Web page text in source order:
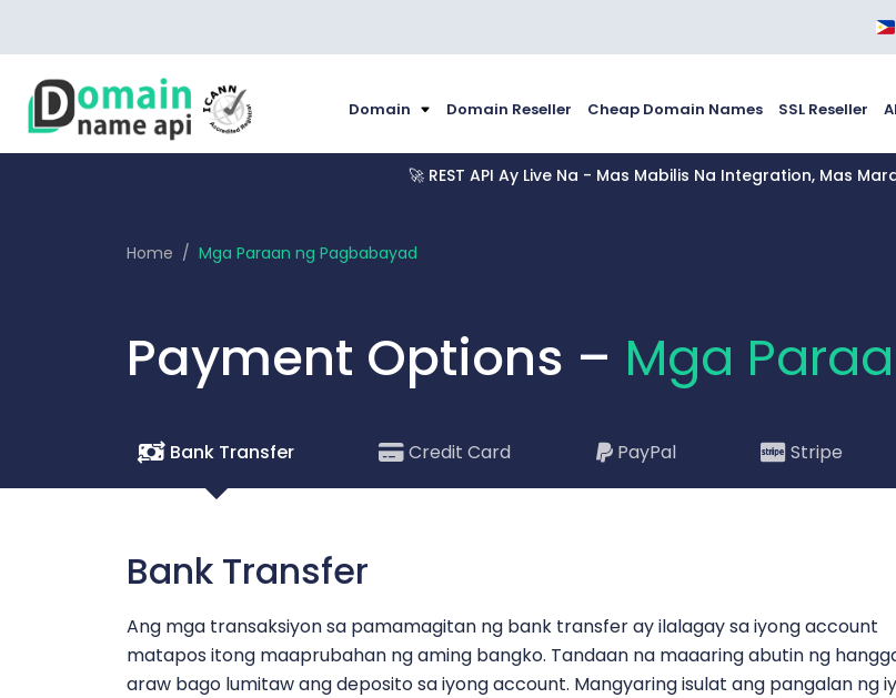
Domain Domain Reseller Cheap Domain Names SSL Reseller
🚀 REST API Ay Live Na - Mas Mabilis Na Integration, Mas
Home Mga Paraan ng Pagbabayad
Payment Options – Mga
Bank Transfer Credit Card PayPal Stripe
Bank Transfer
Ang mga transaksiyon sa pamamagitan ng bank transfer ay ilalagay sa iyong account
matapos itong maaprubahan ng aming bangko. Tandaan na maaaring abutin ng
araw bago lumitaw ang deposito sa iyong account. Mangyaring isulat ang pangalan ng